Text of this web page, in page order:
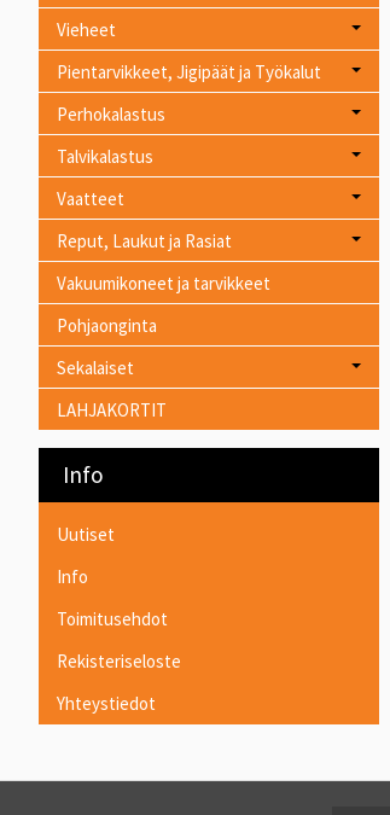
Vieheet
Pientarvikkeet, Jigipäät ja Työkalut
Perhokalastus
Talvikalastus
Vaatteet
Reput, Laukut ja Rasiat
Vakuumikoneet ja tarvikkeet
Pohjaonginta
Sekalaiset
LAHJAKORTIT
Info
Uutiset
Info
Toimitusehdot
Rekisteriseloste
Yhteystiedot